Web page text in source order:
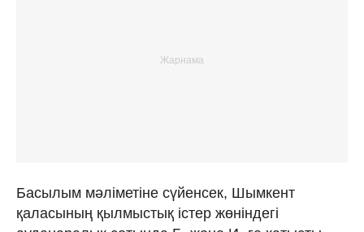
Басылым мәліметіне сүйенсек, Шымкент
қаласының қылмыстық істер жөніндегі